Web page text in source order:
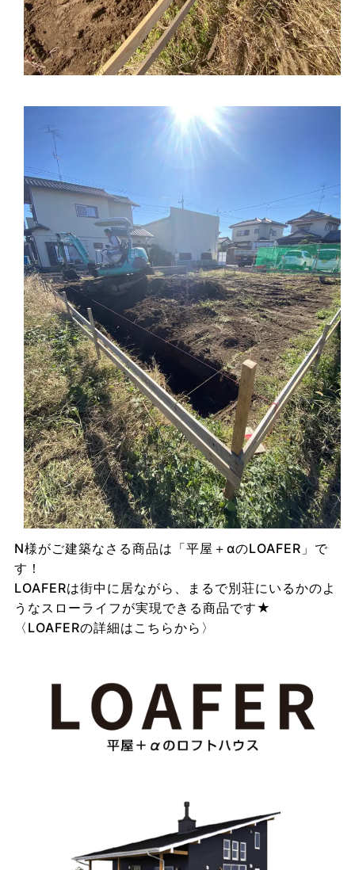
N様がご建築なさる商品は「平屋＋αのLOAFER」で
す！
LOAFERは街中に居ながら、まるで別荘にいるかのよ
うなスローライフが実現できる商品です★
〈LOAFERの詳細はこちらから〉